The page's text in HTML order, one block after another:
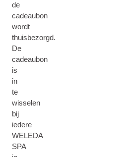
de
cadeaubon
wordt
thuisbezorgd.
De
cadeaubon
is
in
te
wisselen
bij
iedere
WELEDA
SPA